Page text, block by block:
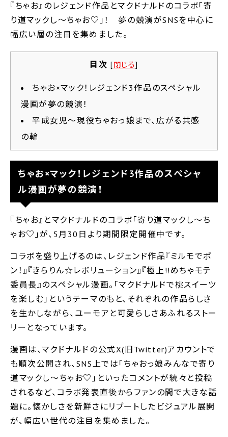
『ちゃお』のレジェンド作品とマクドナルドのコラボ｢寄
り道マックし〜ちゃお♡｣！ 夢の競演がSNSを中心に
幅広い層の注目を集めました。
目次 [閉じる]
ちゃお×マック！レジェンド3作品のスペシャル
漫画が夢の競演！
平成女児～現役ちゃおっ娘まで、広がる共感
の輪
ちゃお×マック！レジェンド3作品のスペシャ
ル漫画が夢の競演！
『ちゃお』とマクドナルドのコラボ｢寄り道マックし〜ち
ゃお♡｣が、5月30日より期間限定開催中です。
コラボを盛り上げるのは、レジェンド作品『ミルモでポ
ン！』『きらりん☆レボリューション』『極上!!めちゃモテ
委員長』のスペシャル漫画。｢マクドナルドで桃スイーツ
を楽しむ｣というテーマのもと、それぞれの作品らしさ
を生かしながら、ユーモアと可愛らしさあふれるストー
リーとなっています。
漫画は、マクドナルドの公式X(旧Twitter)アカウントで
も順次公開され、SNS上では｢ちゃおっ娘みんなで寄り
道マックし〜ちゃお♡｣といったコメントが続々と投稿
されるなど、コラボ発表直後からファンの間で大きな話
題に。懐かしさを新鮮さにリブートしたビジュアル展開
が、幅広い世代の注目を集めました。